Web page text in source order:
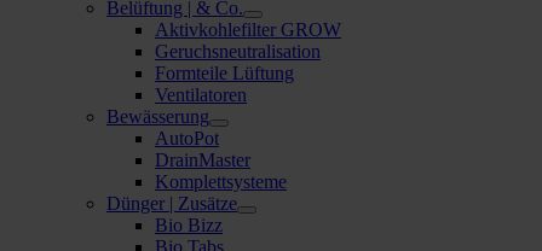
Belüftung | & Co.
Aktivkohlefilter GROW
Geruchsneutralisation
Formteile Lüftung
Ventilatoren
Bewässerung
AutoPot
DrainMaster
Komplettsysteme
Dünger | Zusätze
Bio Bizz